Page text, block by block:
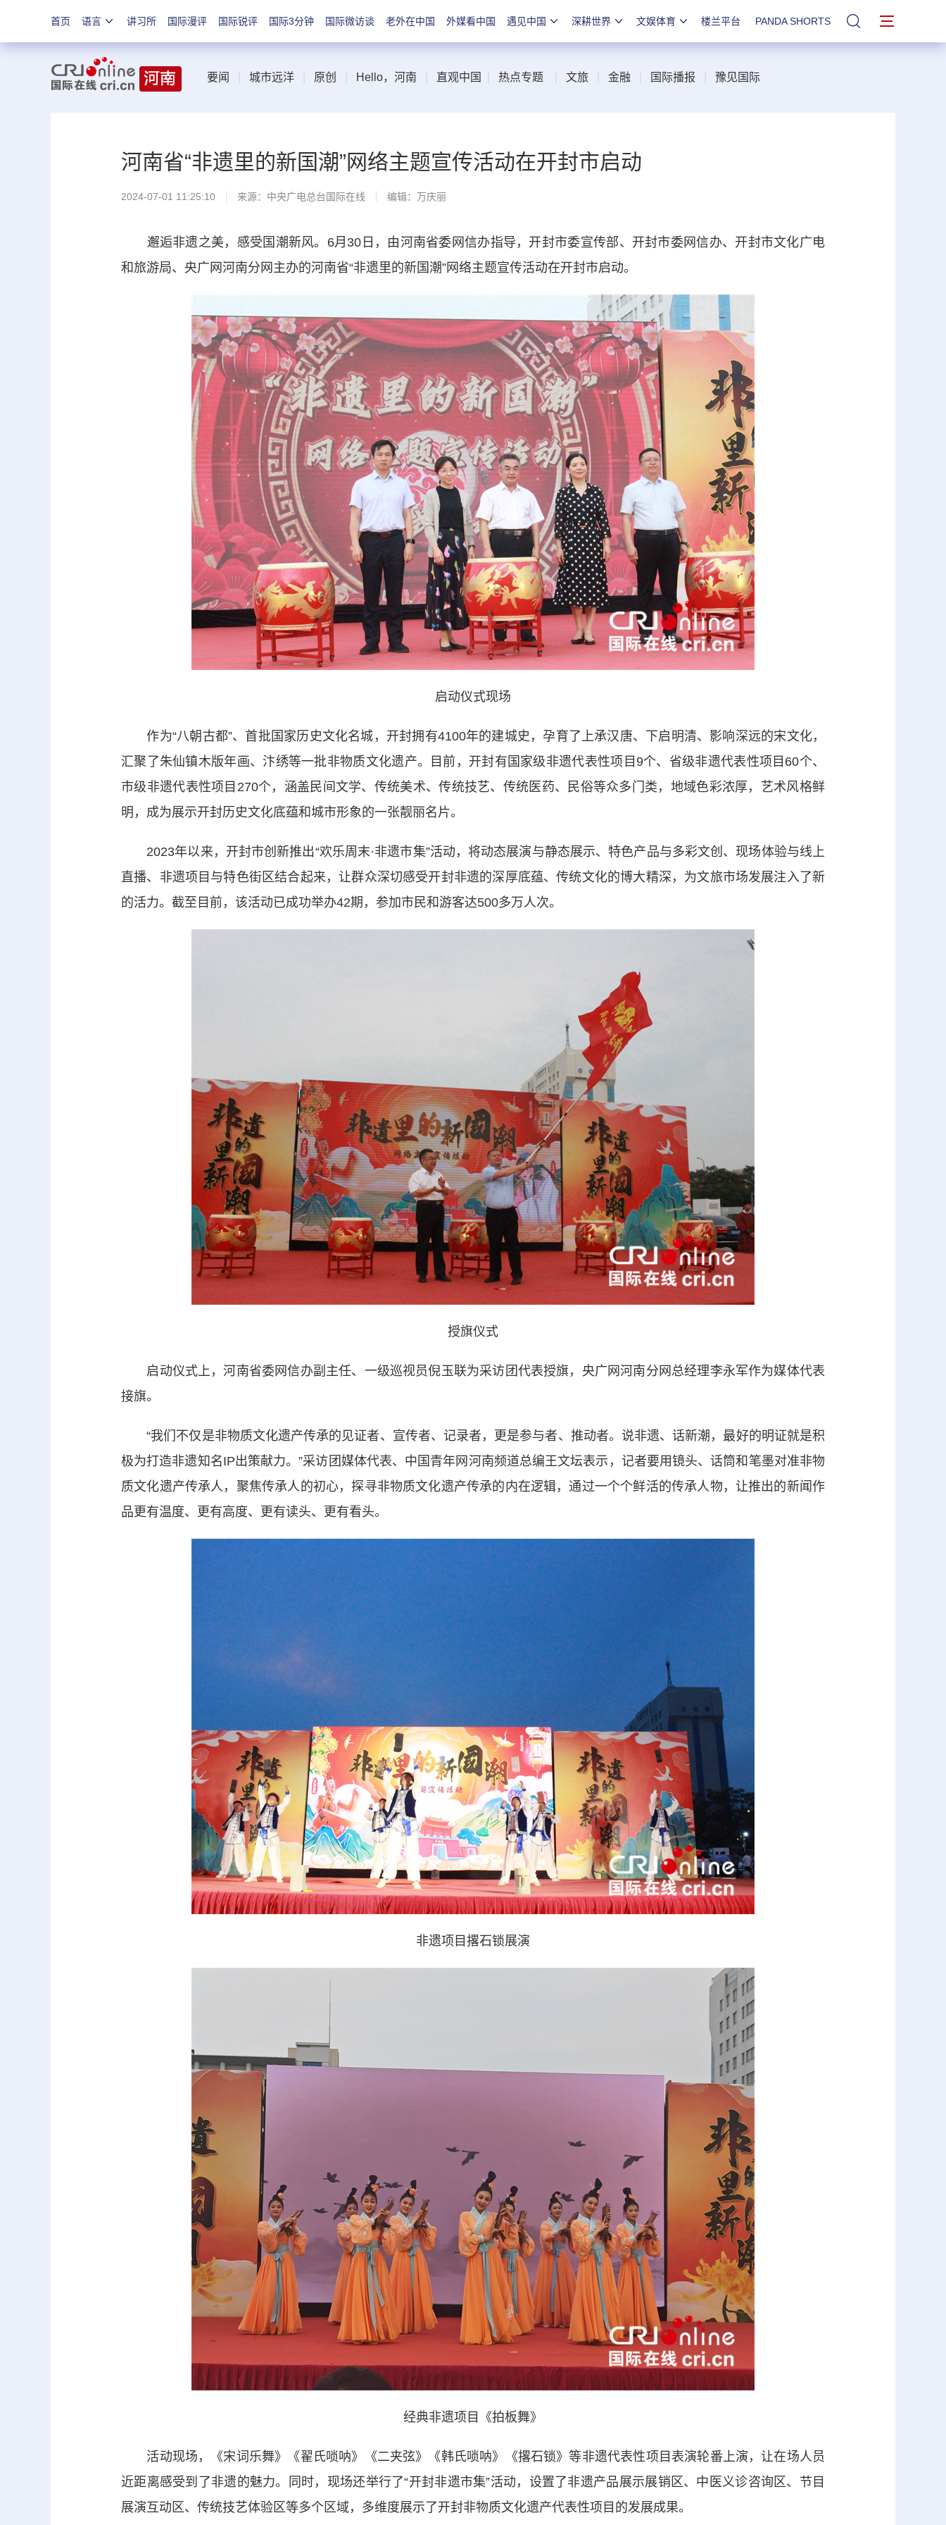
首页 语言 讲习所 国际漫评 国际锐评 国际3分钟 国际微访谈 老外在中国 外媒看中国 遇见中国 深耕世界 文娱体育 楼兰平台 PANDA SHORTS 站内搜索
要闻 城市远洋 原创 Hello，河南 直观中国 热点专题 文旅 金融 国际播报 豫见国际
河南省“非遗里的新国潮”网络主题宣传活动在开封市启动
2024-07-01 11:25:10 来源：中央广电总台国际在线 编辑：万庆丽
邂逅非遗之美，感受国潮新风。6月30日，由河南省委网信办指导，开封市委宣传部、开封市委网信办、开封市文化广电
和旅游局、央广网河南分网主办的河南省“非遗里的新国潮”网络主题宣传活动在开封市启动。
启动仪式现场
作为“八朝古都”、首批国家历史文化名城，开封拥有4100年的建城史，孕育了上承汉唐、下启明清、影响深远的宋文化，
汇聚了朱仙镇木版年画、汴绣等一批非物质文化遗产。目前，开封有国家级非遗代表性项目9个、省级非遗代表性项目60个、
市级非遗代表性项目270个，涵盖民间文学、传统美术、传统技艺、传统医药、民俗等众多门类，地域色彩浓厚，艺术风格鲜
明，成为展示开封历史文化底蕴和城市形象的一张靓丽名片。
2023年以来，开封市创新推出“欢乐周末·非遗市集”活动，将动态展演与静态展示、特色产品与多彩文创、现场体验与线上
直播、非遗项目与特色街区结合起来，让群众深切感受开封非遗的深厚底蕴、传统文化的博大精深，为文旅市场发展注入了新
的活力。截至目前，该活动已成功举办42期，参加市民和游客达500多万人次。
授旗仪式
启动仪式上，河南省委网信办副主任、一级巡视员倪玉联为采访团代表授旗，央广网河南分网总经理李永军作为媒体代表
接旗。
“我们不仅是非物质文化遗产传承的见证者、宣传者、记录者，更是参与者、推动者。说非遗、话新潮，最好的明证就是积
极为打造非遗知名IP出策献力。”采访团媒体代表、中国青年网河南频道总编王文坛表示，记者要用镜头、话筒和笔墨对准非物
质文化遗产传承人，聚焦传承人的初心，探寻非物质文化遗产传承的内在逻辑，通过一个个鲜活的传承人物，让推出的新闻作
品更有温度、更有高度、更有读头、更有看头。
非遗项目撂石锁展演
经典非遗项目《拍板舞》
活动现场，《宋词乐舞》《翟氏唢呐》《二夹弦》《韩氏唢呐》《撂石锁》等非遗代表性项目 表演轮番上演，让在场人员
近距离感受到了非遗的魅力。同时，现场还举行了“开封非遗市集”活动，设置了非遗产品展示展销区、中医义诊咨询区、节目
展演互动区、传统技艺体验区等多个区域，多维度展示了开封非物质文化遗产代表性项目的发展成果。